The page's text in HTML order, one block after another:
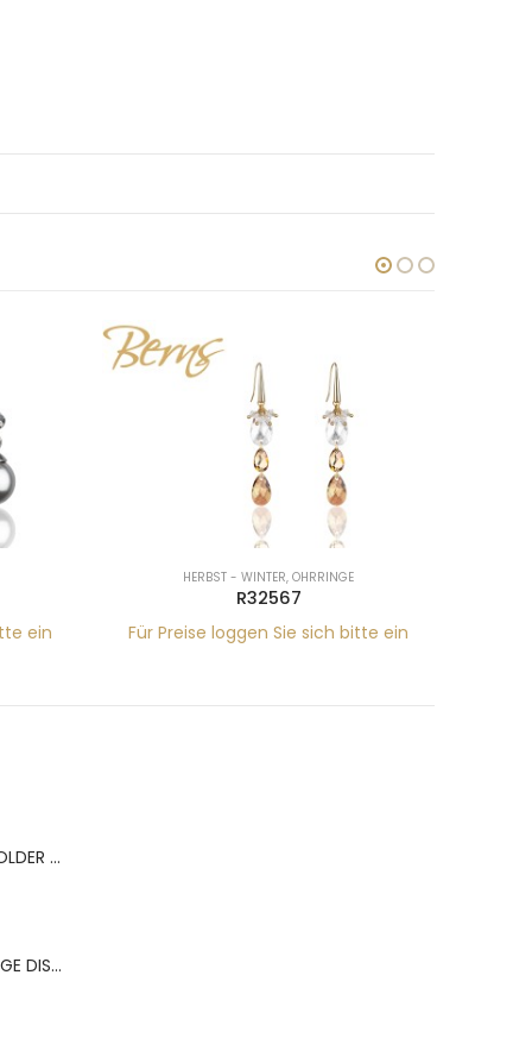
ein
HERBST - WINTER, OHRRINGE
R32567
Für Preise loggen Sie sich bitte ein
BERNS ACR.RING HOLDER 180*120MM FOR 9 RINGS
BERNS ACR.OHRRINGE DISP. 130*320MM FOR 36 PAIRS